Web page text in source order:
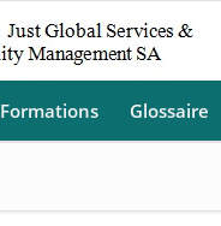
Formations Glossaire